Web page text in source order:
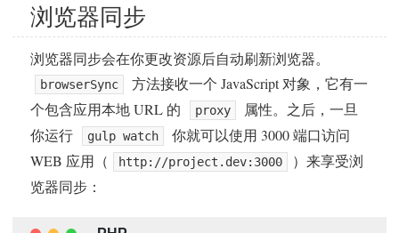
浏览器同步
浏览器同步会在你更改资源后自动刷新浏览器。
browserSync
方法接收一个 JavaScript 对象，它有一
个包含应用本地 URL 的
proxy
属性。之后，一旦
你运行
gulp watch
你就可以使用 3000 端口访问
WEB 应用（
http://project.dev:3000
）来享受浏
览器同步：